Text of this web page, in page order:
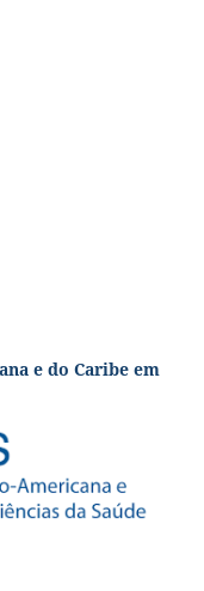
e do Caribe em